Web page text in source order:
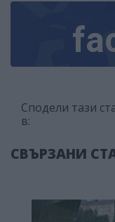
Сподели тази
в:
СВЪРЗАНИ